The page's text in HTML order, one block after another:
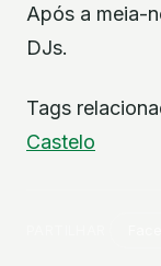
Após a meia-
DJs.
Tags
Castelo